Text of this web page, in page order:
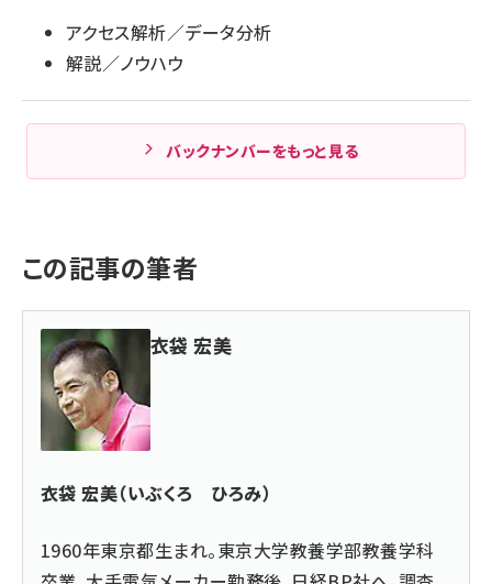
アクセス解析／データ分析
解説／ノウハウ
バックナンバーをもっと見る
この記事の筆者
衣袋 宏美
衣袋 宏美（いぶくろ ひろみ）
1960年東京都生まれ。東京大学教養学部教養学科